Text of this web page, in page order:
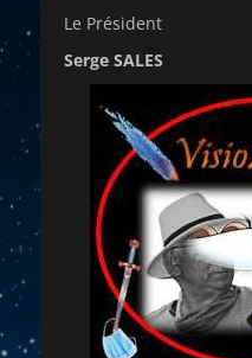
Le Président
Serge SALES